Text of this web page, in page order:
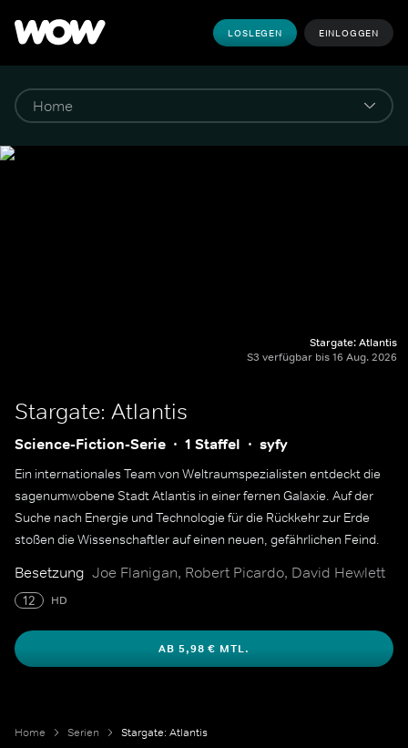
LOSLEGEN EINLOGGEN
Stargate: Atlantis
S3 verfügbar bis 16 Aug. 2026
Stargate: Atlantis
Science-Fiction-Serie 1 Staffel syfy
Ein internationales Team von Weltraumspezialisten entdeckt die
sagenumwobene Stadt Atlantis in einer fernen Galaxie. Auf der
Suche nach Energie und Technologie für die Rückkehr zur Erde
stoßen die Wissenschaftler auf einen neuen, gefährlichen Feind.
Besetzung Joe Flanigan, Robert Picardo, David Hewlett
12 HD
AB 5,98 € MTL.
Home Serien Stargate: Atlantis